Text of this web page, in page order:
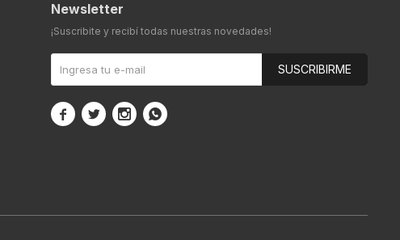
Newsletter
¡Suscribite y recibí todas nuestras novedades!
SUSCRIBIRME
   